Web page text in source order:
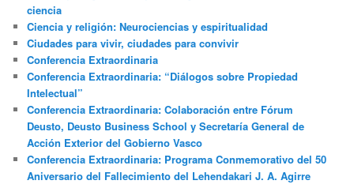
ciencia
Ciencia y religión: Neurociencias y espiritualidad
Ciudades para vivir, ciudades para convivir
Conferencia Extraordinaria
Conferencia Extraordinaria: “Diálogos sobre Propiedad
Intelectual”
Conferencia Extraordinaria: Colaboración entre Fórum
Deusto, Deusto Business School y Secretaría General de
Acción Exterior del Gobierno Vasco
Conferencia Extraordinaria: Programa Conmemorativo del 50
Aniversario del Fallecimiento del Lehendakari J. A. Agirre